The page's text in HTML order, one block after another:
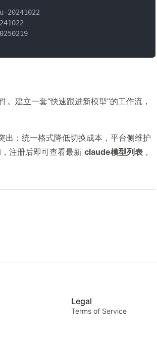
20241022
建立一套”快速跟进新模型”的工作流，
出：统一格式降低切换成本，平台侧维护
，注册后即可查看最新 claude模型列表 ，
Legal
Terms of Service